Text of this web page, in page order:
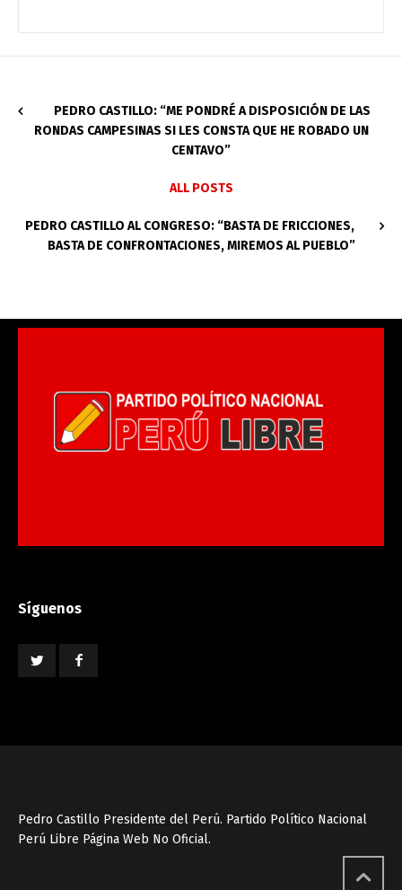
PEDRO CASTILLO: “ME PONDRÉ A DISPOSICIÓN DE LAS
RONDAS CAMPESINAS SI LES CONSTA QUE HE ROBADO UN
CENTAVO”
ALL POSTS
PEDRO CASTILLO AL CONGRESO: “BASTA DE FRICCIONES,
BASTA DE CONFRONTACIONES, MIREMOS AL PUEBLO”
Síguenos
Pedro Castillo Presidente del Perú. Partido Político Nacional
Perú Libre Página Web No Oficial.